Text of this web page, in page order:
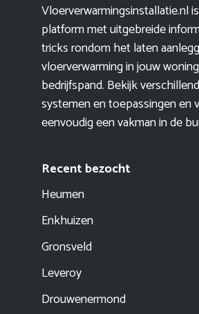
Vloerverwarmingsinstallatie.nl
platform met uitgebreide
tricks rondom het laten
vloerverwarming in jouw
bedrijfspand. Bekijk
systemen en toepassingen en
eenvoudig een vakman in de
Recent bezocht
Heumen
Enkhuizen
Gronsveld
Leveroy
Drouwenermond